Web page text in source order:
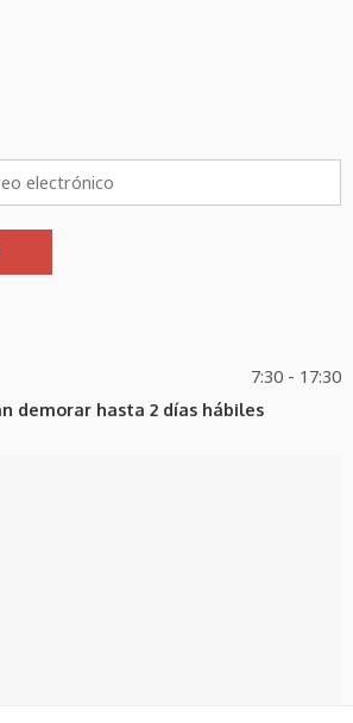
7:30 - 17:30
demorar hasta 2 días hábiles